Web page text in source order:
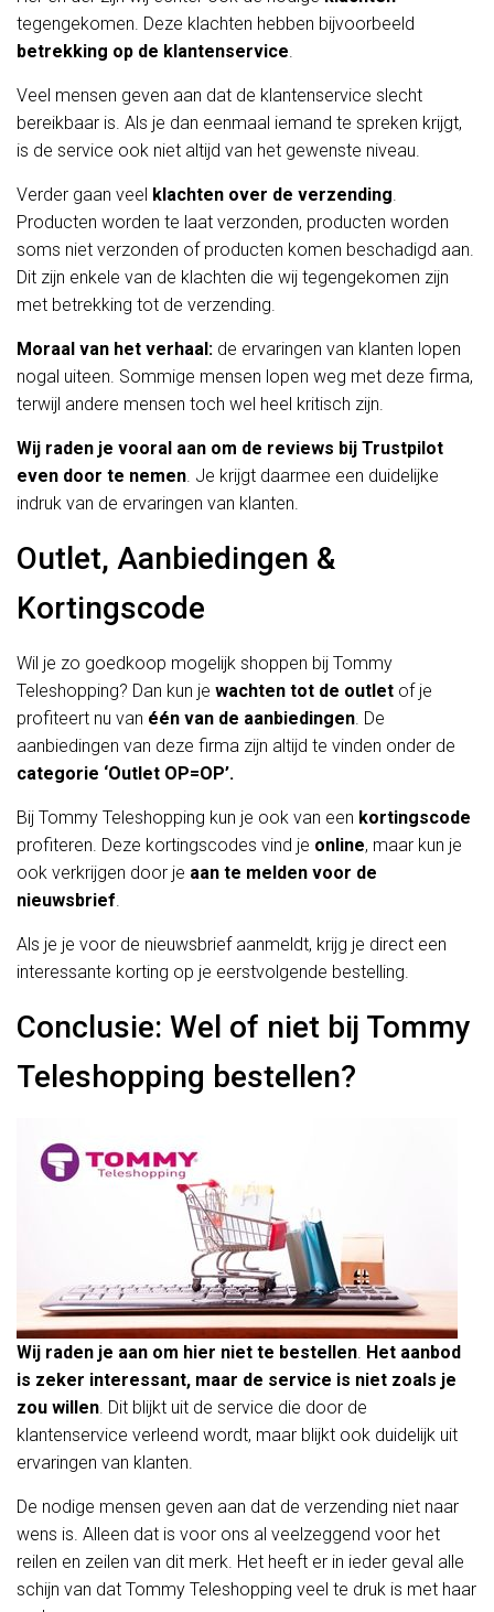
tegengekomen. Deze klachten hebben bijvoorbeeld
betrekking op de klantenservice.
Veel mensen geven aan dat de klantenservice slecht
bereikbaar is. Als je dan eenmaal iemand te spreken krijgt,
is de service ook niet altijd van het gewenste niveau.
Verder gaan veel klachten over de verzending.
Producten worden te laat verzonden, producten worden
soms niet verzonden of producten komen beschadigd aan.
Dit zijn enkele van de klachten die wij tegengekomen zijn
met betrekking tot de verzending.
Moraal van het verhaal: de ervaringen van klanten lopen
nogal uiteen. Sommige mensen lopen weg met deze firma,
terwijl andere mensen toch wel heel kritisch zijn.
Wij raden je vooral aan om de reviews bij Trustpilot
even door te nemen. Je krijgt daarmee een duidelijke
indruk van de ervaringen van klanten.
Outlet, Aanbiedingen &
Kortingscode
Wil je zo goedkoop mogelijk shoppen bij Tommy
Teleshopping? Dan kun je wachten tot de outlet of je
profiteert nu van één van de aanbiedingen. De
aanbiedingen van deze firma zijn altijd te vinden onder de
categorie ‘Outlet OP=OP’.
Bij Tommy Teleshopping kun je ook van een kortingscode
profiteren. Deze kortingscodes vind je online, maar kun je
ook verkrijgen door je aan te melden voor de
nieuwsbrief.
Als je je voor de nieuwsbrief aanmeldt, krijg je direct een
interessante korting op je eerstvolgende bestelling.
Conclusie: Wel of niet bij Tommy
Teleshopping bestellen?
Wij raden je aan om hier niet te bestellen. Het aanbod
is zeker interessant, maar de service is niet zoals je
zou willen. Dit blijkt uit de service die door de
klantenservice verleend wordt, maar blijkt ook duidelijk uit
ervaringen van klanten.
De nodige mensen geven aan dat de verzending niet naar
wens is. Alleen dat is voor ons al veelzeggend voor het
reilen en zeilen van dit merk. Het heeft er in ieder geval alle
schijn van dat Tommy Teleshopping veel te druk is met haar